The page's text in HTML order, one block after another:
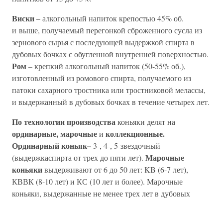
Виски– алкогольный напиток крепостью 45% об.
и выше, получаемый перегонкой сброженного сусла из
зернового сырья с последующей выдержкой спирта в
дубовых бочках с обугленной внутренней поверхностью.
Ром– крепкий алкогольный напиток (50-55% об.),
изготовленный из ромового спирта, получаемого из
патоки сахарного тростника или тростниковой мелассы,
и выдержанный в дубовых бочках в течение четырех лет.
По технологии производстваконьяки делят на
ординарные, марочныеи коллекционные.
Ординарный коньяк– 3-, 4-, 5-звездочный
(выдержкаспирта от трех до пяти лет). Марочные
коньякивыдерживают от 6 до 50 лет: KB (6-7 лет),
КВВК (8-10 лет) и КС (10 лет и более). Марочные
коньяки, выдержанные не менее трех лет в дубовых